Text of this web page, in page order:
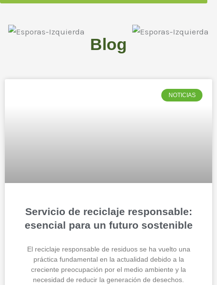
Ir
contenido
Blog
NOTICIAS
Servicio de reciclaje responsable:
esencial para un futuro sostenible
El reciclaje responsable de residuos se ha vuelto una
práctica fundamental en la actualidad debido a la
creciente preocupación por el medio ambiente y la
necesidad de reducir la generación de desechos.